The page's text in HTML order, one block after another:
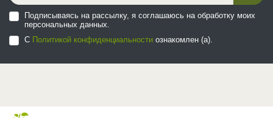
Подписываясь на рассылку, я соглашаюсь на обработку моих
персональных данных.
С Политикой конфиденциальности ознакомлен (а).